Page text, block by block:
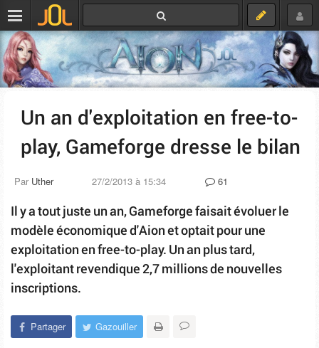
Un an d'exploitation en free-to-
play, Gameforge dresse le bilan
Par Uther 27/2/2013 à 15:34 61
Il y a tout juste un an, Gameforge faisait évoluer le
modèle économique d'Aion et optait pour une
exploitation en free-to-play. Un an plus tard,
l'exploitant revendique 2,7 millions de nouvelles
inscriptions.
Partager Gazouiller